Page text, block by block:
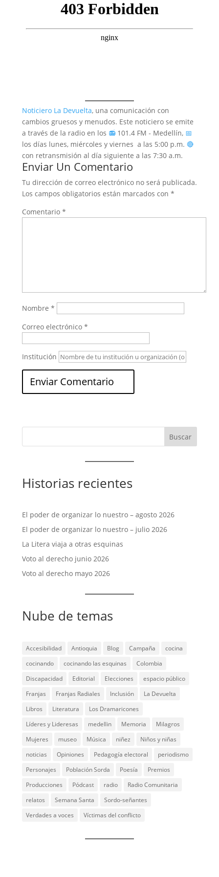
Noticiero La Devuelta, una comunicación con
cambios gruesos y menudos. Este noticiero se emite
a través de la radio en los 📻101.4 FM - Medellín, 📅
los días lunes, miércoles y viernes a las 5:00 p.m. 🔴
con retransmisión al día siguiente a las 7:30 a.m.
Enviar Un Comentario
Tu dirección de correo electrónico no será publicada.
Los campos obligatorios están marcados con *
Comentario *
Nombre *
Correo electrónico *
Institución
Historias recientes
El poder de organizar lo nuestro – agosto 2026
El poder de organizar lo nuestro – julio 2026
La Litera viaja a otras esquinas
Voto al derecho junio 2026
Voto al derecho mayo 2026
Nube de temas
Accesibilidad Antioquia Blog Campaña
cocina
cocinando
cocinando las esquinas
Colombia
Discapacidad
Editorial Elecciones
espacio público
Franjas
Franjas Radiales Inclusión
La Devuelta
Libros
Literatura
Los Dramaricones
Líderes y Lideresas
medellin Memoria
Milagros
Mujeres
museo Música niñez
Niños y niñas
noticias
Opiniones Pedagogía electoral
periodismo
Personajes
Población Sorda Poesía
Premios
Producciones
Pódcast radio
Radio Comunitaria
relatos
Semana Santa
Sordo-señantes
Verdades a voces
Víctimas del conflicto